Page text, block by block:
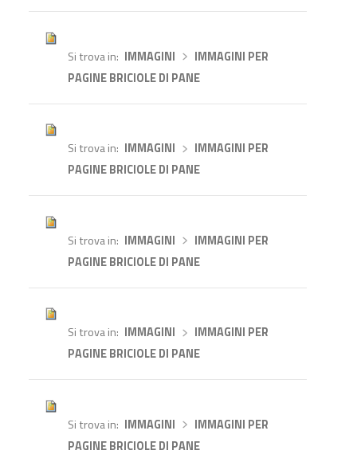
Si trova in IMMAGINI
IMMAGINI PER
PAGINE BRICIOLE DI PANE
Si trova in IMMAGINI
IMMAGINI PER
PAGINE BRICIOLE DI PANE
Si trova in IMMAGINI
IMMAGINI PER
PAGINE BRICIOLE DI PANE
Si trova in IMMAGINI
IMMAGINI PER
PAGINE BRICIOLE DI PANE
Si trova in IMMAGINI
IMMAGINI PER
PAGINE BRICIOLE DI PANE